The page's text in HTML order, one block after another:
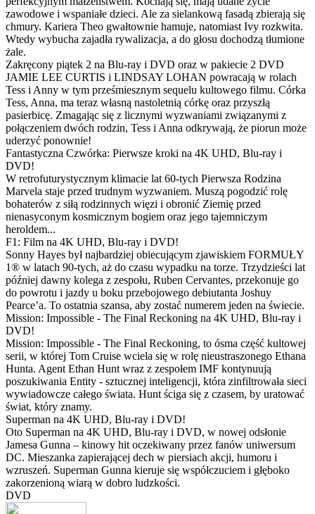
zawodowe i wspaniałe dzieci. Ale za sielankową fasadą zbierają się
chmury. Kariera Theo gwałtownie hamuje, natomiast Ivy rozkwita.
Wtedy wybucha zajadła rywalizacja, a do głosu dochodzą tłumione
żale.
Zakręcony piątek 2 na Blu-ray i DVD oraz w pakiecie 2 DVD
JAMIE LEE CURTIS i LINDSAY LOHAN powracają w rolach
Tess i Anny w tym prześmiesznym sequelu kultowego filmu. Córka
Tess, Anna, ma teraz własną nastoletnią córkę oraz przyszłą
pasierbicę. Zmagając się z licznymi wyzwaniami związanymi z
połączeniem dwóch rodzin, Tess i Anna odkrywają, że piorun może
uderzyć ponownie!
Fantastyczna Czwórka: Pierwsze kroki na 4K UHD, Blu-ray i
DVD!
W retrofuturystycznym klimacie lat 60-tych Pierwsza Rodzina
Marvela staje przed trudnym wyzwaniem. Muszą pogodzić rolę
bohaterów z siłą rodzinnych więzi i obronić Ziemię przed
nienasyconym kosmicznym bogiem oraz jego tajemniczym
heroldem...
F1: Film na 4K UHD, Blu-ray i DVD!
Sonny Hayes był najbardziej obiecującym zjawiskiem FORMUŁY
1® w latach 90-tych, aż do czasu wypadku na torze. Trzydzieści lat
później dawny kolega z zespołu, Ruben Cervantes, przekonuje go
do powrotu i jazdy u boku przebojowego debiutanta Joshuy
Pearce’a. To ostatnia szansa, aby zostać numerem jeden na świecie.
Mission: Impossible - The Final Reckoning na 4K UHD, Blu-ray i
DVD!
Mission: Impossible - The Final Reckoning, to ósma część kultowej
serii, w której Tom Cruise wciela się w rolę nieustraszonego Ethana
Hunta. Agent Ethan Hunt wraz z zespołem IMF kontynuują
poszukiwania Entity - sztucznej inteligencji, która zinfiltrowała sieci
wywiadowcze całego świata. Hunt ściga się z czasem, by uratować
świat, który znamy.
Superman na 4K UHD, Blu-ray i DVD!
Oto Superman na 4K UHD, Blu-ray i DVD, w nowej odsłonie
Jamesa Gunna – kinowy hit oczekiwany przez fanów uniwersum
DC. Mieszanka zapierającej dech w piersiach akcji, humoru i
wzruszeń. Superman Gunna kieruje się współczuciem i głęboko
zakorzenioną wiarą w dobro ludzkości.
DVD